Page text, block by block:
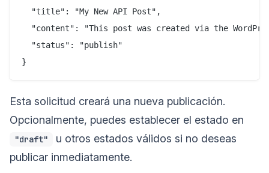
  "title": "My New API Post",
"content": "This post was created via the
  "status": "publish"
Esta solicitud creará una nueva publicación.
Opcionalmente, puedes establecer el estado en
"draft"
u otros estados válidos si no deseas
publicar inmediatamente.